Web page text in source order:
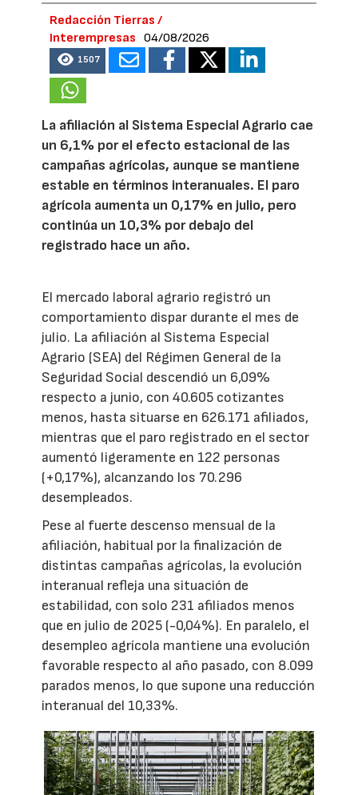
Redacción Tierras /
Interempresas
04/08/2026
1507
La afiliación al Sistema Especial Agrario cae
un 6,1% por el efecto estacional de las
campañas agrícolas, aunque se mantiene
estable en términos interanuales. El paro
agrícola aumenta un 0,17% en julio, pero
continúa un 10,3% por debajo del
registrado hace un año.
El mercado laboral agrario registró un
comportamiento dispar durante el mes de
julio. La afiliación al Sistema Especial
Agrario (SEA) del Régimen General de la
Seguridad Social descendió un 6,09%
respecto a junio, con 40.605 cotizantes
menos, hasta situarse en 626.171 afiliados,
mientras que el paro registrado en el sector
aumentó ligeramente en 122 personas
(+0,17%), alcanzando los 70.296
desempleados.
Pese al fuerte descenso mensual de la
afiliación, habitual por la finalización de
distintas campañas agrícolas, la evolución
interanual refleja una situación de
estabilidad, con solo 231 afiliados menos
que en julio de 2025 (-0,04%). En paralelo, el
desempleo agrícola mantiene una evolución
favorable respecto al año pasado, con 8.099
parados menos, lo que supone una reducción
interanual del 10,33%.